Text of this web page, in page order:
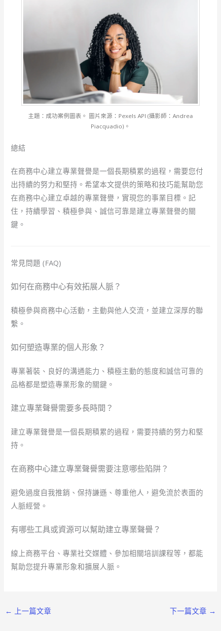
主題：成功案例圖表。 圖片來源：Pexels API (攝影師：Andrea
Piacquadio)。
總結
在商務中心建立專業聲譽是一個長期積累的過程，需要您付
出持續的努力和堅持。希望本文提供的策略和技巧能幫助您
在商務中心建立卓越的專業聲譽，實現您的事業目標。記
住，持續學習、積極參與、誠信可靠是建立專業聲譽的關
鍵。
常見問題 (FAQ)
如何在商務中心有效拓展人脈？
積極參與商務中心活動，主動與他人交流，並建立深厚的聯
繫。
如何塑造專業的個人形象？
專業著裝、良好的溝通能力、積極主動的態度和誠信可靠的
品格都是塑造專業形象的關鍵。
建立專業聲譽需要多長時間？
建立專業聲譽是一個長期積累的過程，需要持續的努力和堅
持。
在商務中心建立專業聲譽需要注意哪些陷阱？
避免過度自我推銷、保持謙遜、尊重他人，避免流於表面的
人脈經營。
有哪些工具或資源可以幫助建立專業聲譽？
線上商務平台、專業社交媒體、參加相關培訓課程等，都能
幫助您提升專業形象和擴展人脈。
← 上一篇文章 下一篇文章 →